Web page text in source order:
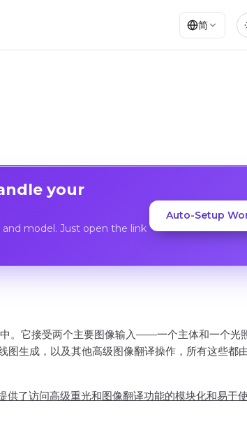
简
your
model. Just open the link
Auto-Setup
它接受两个主要图像输入——一个主体和一个光
生成，以及其他高级图像翻译操作，所有这些都
访问高级重光和图像翻译功能的模块化和易于使